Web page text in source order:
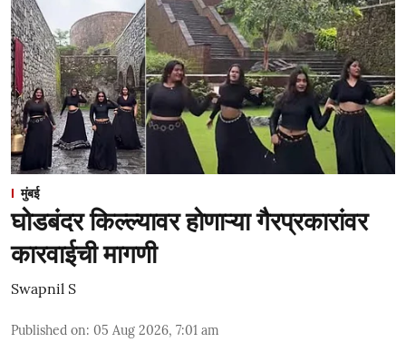
मुंबई
घोडबंदर किल्ल्यावर होणाऱ्या गैरप्रकारांवर
कारवाईची मागणी
Swapnil S
Published on: 05 Aug 2026, 7:01 am